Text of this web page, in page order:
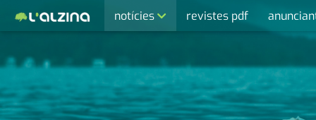
notícies
activitats
agenda
revistes pdf